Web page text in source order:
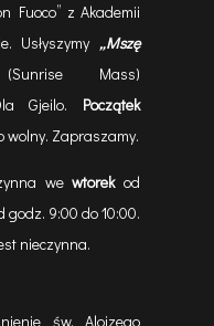
Fuoco” z Akademii
Usłyszymy „Mszę
Mass)
Gjeilo. Początek
wolny. Zapraszamy.
wewtorekod
godz. 9:00 do 10:00.
nieczynna.
św. Alojzego